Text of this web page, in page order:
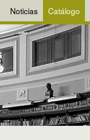
Noticias Catálogo